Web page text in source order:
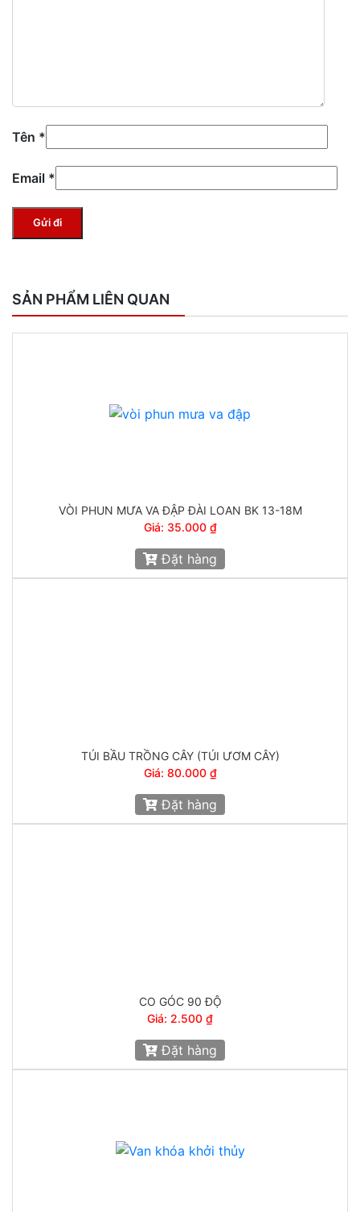
Tên *
Email *
SẢN PHẨM LIÊN QUAN
VÒI PHUN MƯA VA ĐẬP ĐÀI LOAN BK 13-18M
Giá: 35.000 ₫
Đặt hàng
TÚI BẦU TRỒNG CÂY (TÚI ƯƠM CÂY)
Giá: 80.000 ₫
Đặt hàng
CO GÓC 90 ĐỘ
Giá: 2.500 ₫
Đặt hàng